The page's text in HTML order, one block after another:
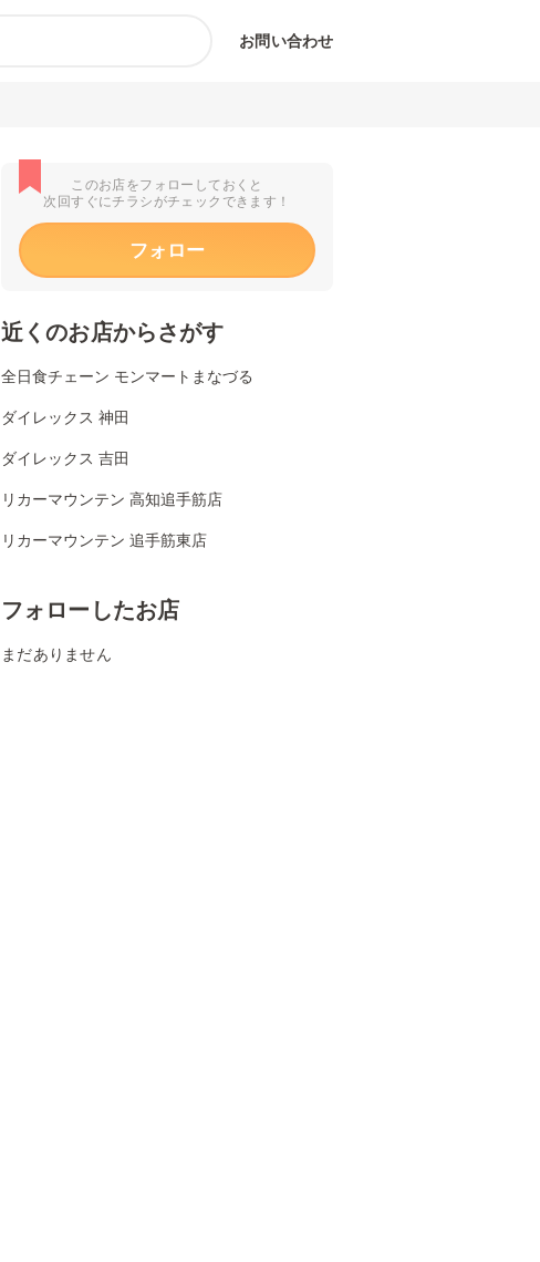
お問い合わせ
このお店をフォローしておくと
次回すぐにチラシがチェックできます！
フォロー
近くのお店からさがす
全日食チェーン モンマートまなづる
ダイレックス 神田
ダイレックス 吉田
リカーマウンテン 高知追手筋店
リカーマウンテン 追手筋東店
フォローしたお店
まだありません